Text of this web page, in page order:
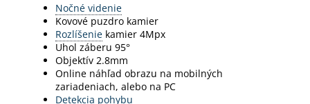
Nočné videnie
Kovové puzdro kamier
Rozlíšenie kamier 4Mpx
Uhol záberu 95°
Objektív 2.8mm
Online náhľad obrazu na mobilných
zariadeniach, alebo na PC
Detekcia pohybu